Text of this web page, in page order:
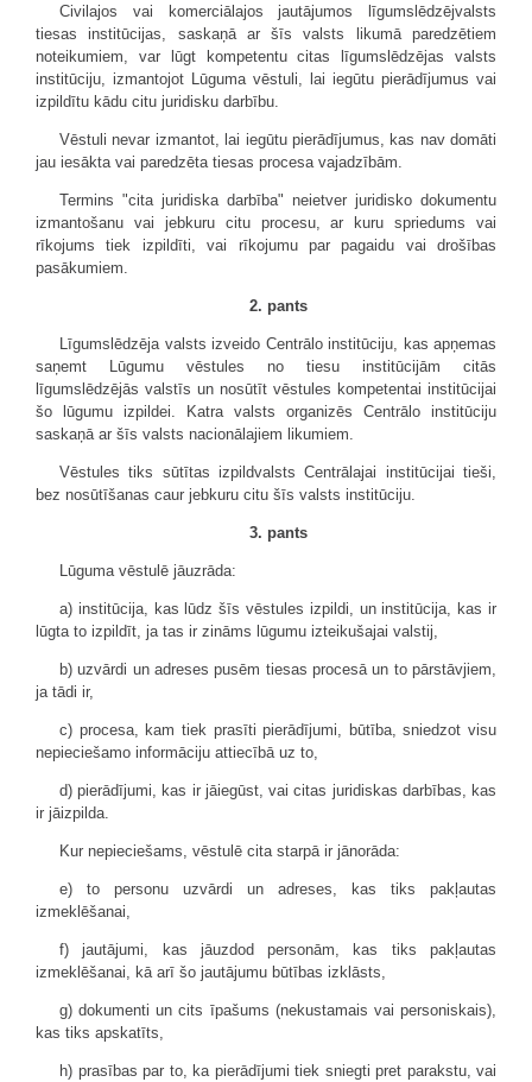
Civilajos vai komerciālajos jautājumos līgumslēdzējvalsts
tiesas institūcijas, saskaņā ar šīs valsts likumā paredzētiem
noteikumiem, var lūgt kompetentu citas līgumslēdzējas valsts
institūciju, izmantojot Lūguma vēstuli, lai iegūtu pierādījumus vai
izpildītu kādu citu juridisku darbību.
Vēstuli nevar izmantot, lai iegūtu pierādījumus, kas nav domāti
jau iesākta vai paredzēta tiesas procesa vajadzībām.
Termins "cita juridiska darbība" neietver juridisko dokumentu
izmantošanu vai jebkuru citu procesu, ar kuru spriedums vai
rīkojums tiek izpildīti, vai rīkojumu par pagaidu vai drošības
pasākumiem.
2. pants
Līgumslēdzēja valsts izveido Centrālo institūciju, kas apņemas
saņemt Lūgumu vēstules no tiesu institūcijām citās
līgumslēdzējās valstīs un nosūtīt vēstules kompetentai institūcijai
šo lūgumu izpildei. Katra valsts organizēs Centrālo institūciju
saskaņā ar šīs valsts nacionālajiem likumiem.
Vēstules tiks sūtītas izpildvalsts Centrālajai institūcijai tieši,
bez nosūtīšanas caur jebkuru citu šīs valsts institūciju.
3. pants
Lūguma vēstulē jāuzrāda:
a) institūcija, kas lūdz šīs vēstules izpildi, un institūcija, kas ir
lūgta to izpildīt, ja tas ir zināms lūgumu izteikušajai valstij,
b) uzvārdi un adreses pusēm tiesas procesā un to pārstāvjiem,
ja tādi ir,
c) procesa, kam tiek prasīti pierādījumi, būtība, sniedzot visu
nepieciešamo informāciju attiecībā uz to,
d) pierādījumi, kas ir jāiegūst, vai citas juridiskas darbības, kas
ir jāizpilda.
Kur nepieciešams, vēstulē cita starpā ir jānorāda:
e) to personu uzvārdi un adreses, kas tiks pakļautas
izmeklēšanai,
f) jautājumi, kas jāuzdod personām, kas tiks pakļautas
izmeklēšanai, kā arī šo jautājumu būtības izklāsts,
g) dokumenti un cits īpašums (nekustamais vai personiskais),
kas tiks apskatīts,
h) prasības par to, ka pierādījumi tiek sniegti pret parakstu, vai